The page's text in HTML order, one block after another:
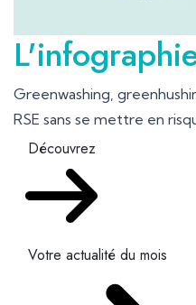
Greenwashing,
RSE sans se mettre en
Découvrez
Votre actualité du mois